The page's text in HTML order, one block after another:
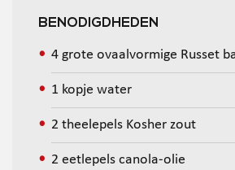
BENODIGDHEDEN
4 grote ovaalvormige Russet
1 kopje water
2 theelepels Kosher zout
2 eetlepels canola-olie